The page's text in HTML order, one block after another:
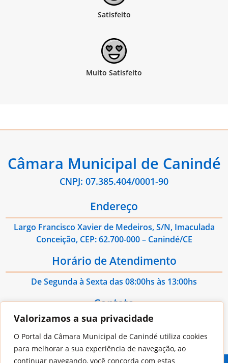
Valorizamos a sua privacidade
O Portal da Câmara Municipal de Canindé utiliza cookies
para melhorar a sua experiência de navegação, ao
continuar navegando, você concorda com estas
Câmara Municipal de Canindé
CNPJ: 07.385.404/0001-90
Endereço
Largo Francisco Xavier de Medeiros, S/N, Imaculada
Conceição, CEP: 62.700-000 – Canindé/CE
Horário de Atendimento
De Segunda à Sexta das 08:00hs às 13:00hs
Contato
E-mail: administrativo@cmcaninde.ce.gov.br